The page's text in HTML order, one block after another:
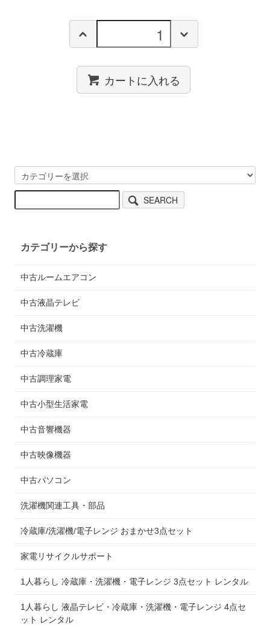
カートに入れる
SEARCH
カテゴリーから探す
中古ルームエアコン
中古液晶テレビ
中古洗濯機
中古冷蔵庫
中古調理家電
中古小型生活家電
中古音響機器
中古映像機器
中古パソコン
洗濯機関連工具・部品
冷蔵庫/洗濯機/電子レンジ おまかせ3点セット
家電リサイクルサポート
1人暮らし 冷蔵庫・洗濯機・電子レンジ 3点セット レンタル
1人暮らし 液晶テレビ・冷蔵庫・洗濯機・電子レンジ 4点セ
ット レンタル